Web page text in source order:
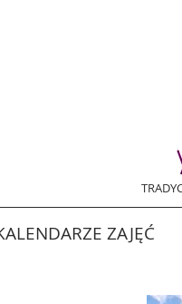
ZAJĘĆ